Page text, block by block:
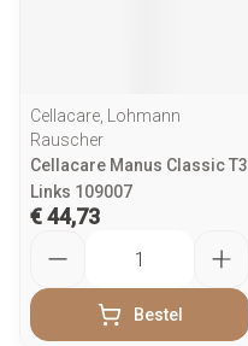
Cellacare, Lohmann
Rauscher
Cellacare Manus Classic T3
Links 109007
€ 44,73
Bestel